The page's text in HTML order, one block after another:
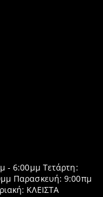
- 6:00μμ Τετάρτη:
Παρασκευή: 9:00πμ
ΚΛΕΙΣΤΑ